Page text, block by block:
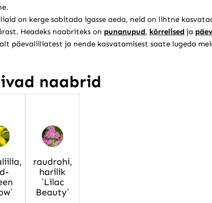
on kerge sobitada igasse aeda, neid on lihtne
Headeks naabriteks on punanupud, kõrrelised ja
päevaliiliatest ja nende kasvatamisest saate lugeda
naabrid
raudrohi,
harilik
`Lilac
Beauty`